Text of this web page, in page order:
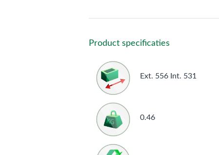
Product specificaties
Ext. 556 Int. 531
0.46